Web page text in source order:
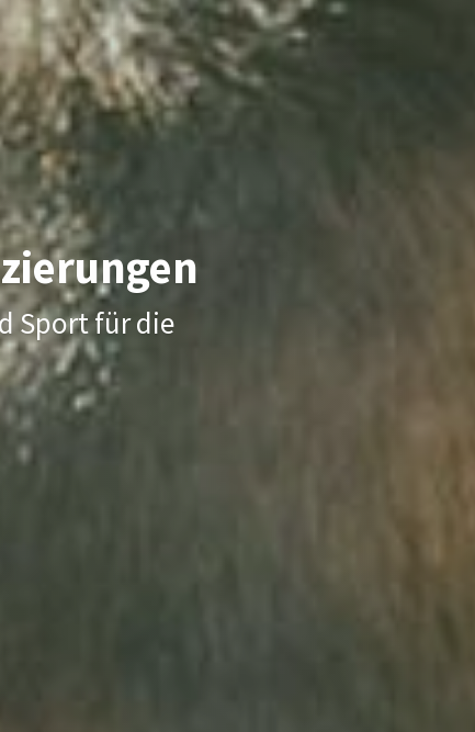
durchfrühren